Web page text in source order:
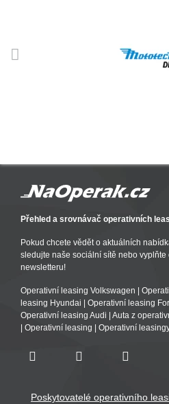
Přehled a srovnávač operativních
Pokud chcete vědět o aktuálních
sledujte naše sociální sítě nebo
newsletteru!
Operativní leasing Volkswagen
leasing Hyundai
Operativní leasing
Operativní leasing Audi
Auta z
Operativní leasing Operativní
Poskytovatelé operativního